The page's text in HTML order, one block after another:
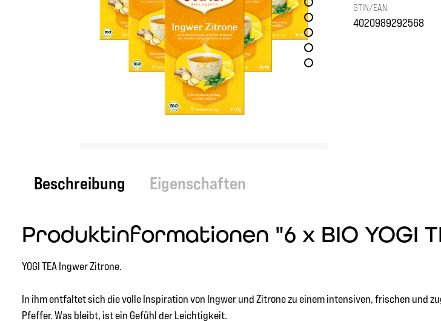
GTIN/EAN:
4020989292568
Beschreibung Eigenschaften
Produktinformationen "6 x BIO YOGI
YOGI TEA Ingwer Zitrone.
In ihm entfaltet sich die volle Inspiration von Ingwer und Zitrone zu einem intensiven, frischen und
Pfeffer. Was bleibt, ist ein Gefühl der Leichtigkeit.